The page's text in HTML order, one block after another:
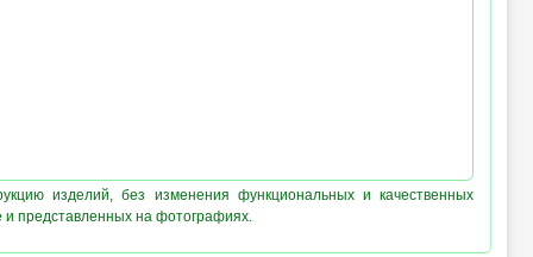
изделий, без изменения функциональных и качественных
и представленных на фотографиях.